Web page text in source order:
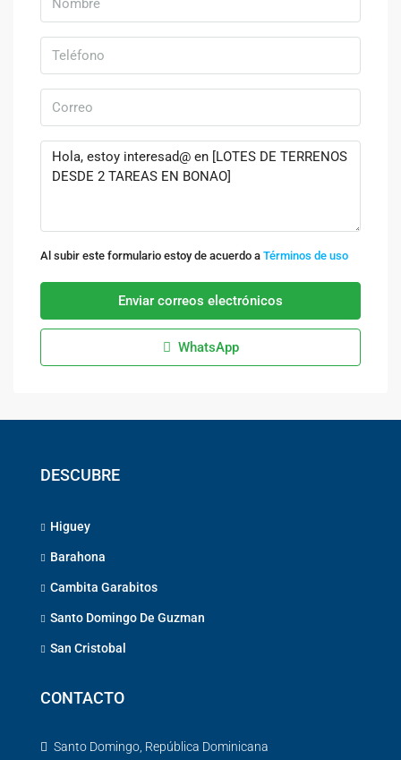
Al subir este formulario estoy de acuerdo a Términos de uso
Enviar correos electrónicos
WhatsApp
DESCUBRE
Higuey
Barahona
Cambita Garabitos
Santo Domingo De Guzman
San Cristobal
CONTACTO
Santo Domingo, República Dominicana